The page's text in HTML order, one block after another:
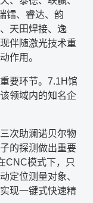
镭、睿达、韵
天田焊接、逸
伴随激光技术重
作用。
要环节。 7.1H馆
领域内的知名企
次助澜诺贝尔物
的探测做出重要
CNC模式下，只
定位测量对象、
现一键式快速精